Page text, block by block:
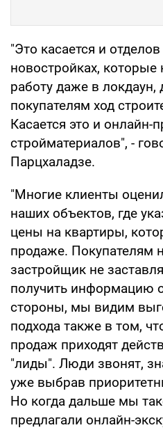
"Это касается и
новостройках,
работу даже в локдаун,
покупателям ход
Касается это и онлайн-
стройматериалов", -
Парцхаладзе.
"Многие клиенты
наших объектов, где
цены на квартиры,
продаже. Покупателям
застройщик не
получить информацию
стороны, мы видим
подхода также в том,
продаж приходят
"лиды". Люди звонят,
уже выбрав
Но когда дальше мы
предлагали онлайн-